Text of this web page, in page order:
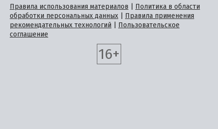
Правила использования материалов
Политика в области
обработки персональных данных
Правила применения
рекомендательных технологий
Пользовательское
соглашение
16+